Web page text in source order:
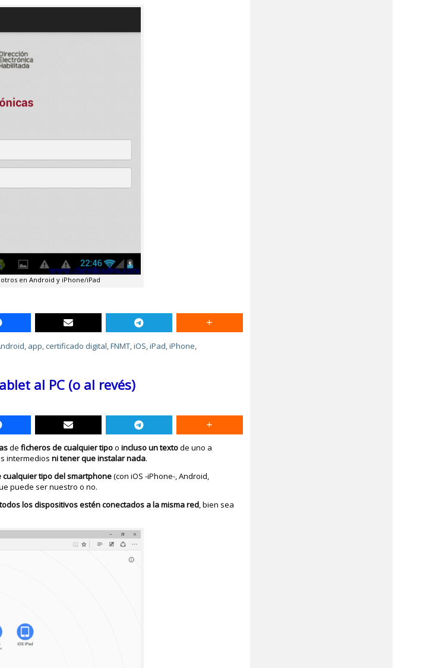
en Android y iPhone/iPad
, app,certificado digital,FNMT,iOS,iPad,iPhone,
al PC (o al revés)
deficherosde cualquier tipooincluso un textode uno a
intermediosni tener que instalar nada.
cualquier tipodel smartphone(con iOS -iPhone-, Android,
puede ser nuestro o no.
todos los dispositivos estén conectados a la misma red, bien sea